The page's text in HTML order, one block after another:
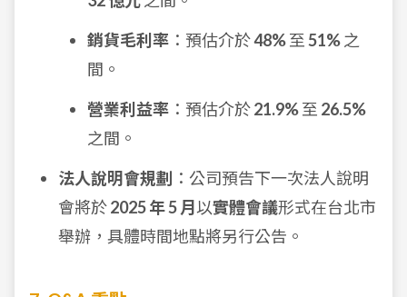
銷貨毛利率 ：預估介於48%至 51%之
間。
營業利益率 ：預估介於21.9%至 26.5%
之間。
法人說明會規劃 ：公司預告下一次法人說明
會將於2025 年 5 月 以實體會議形式在台北市
舉辦，具體時間地點將另行公告。